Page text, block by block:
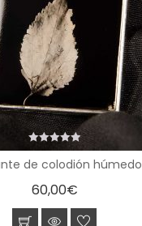
de colodión húmedo
0
out
560,00€